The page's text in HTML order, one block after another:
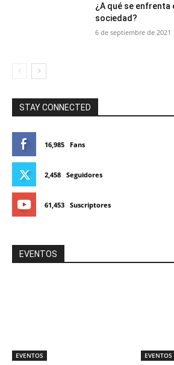
¿A qué se enfrenta
sociedad?
6 de septiembre de 2021
STAY CONNECTED
16,985 Fans
2,458 Seguidores
61,453 Suscriptores
EVENTOS
EVENTOS EVENTOS